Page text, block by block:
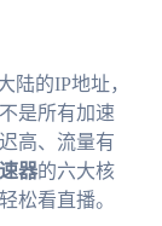
陆的IP地址，
是所有加速
高、流量有
器的六大核
松看直播。